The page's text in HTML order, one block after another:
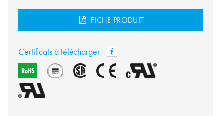
FICHE PRODUIT
Certificats à télécharger